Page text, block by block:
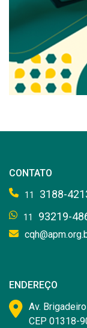
CONTATO
11 3188-
11 93219-
ENDEREÇO
Av.
CEP 01318-